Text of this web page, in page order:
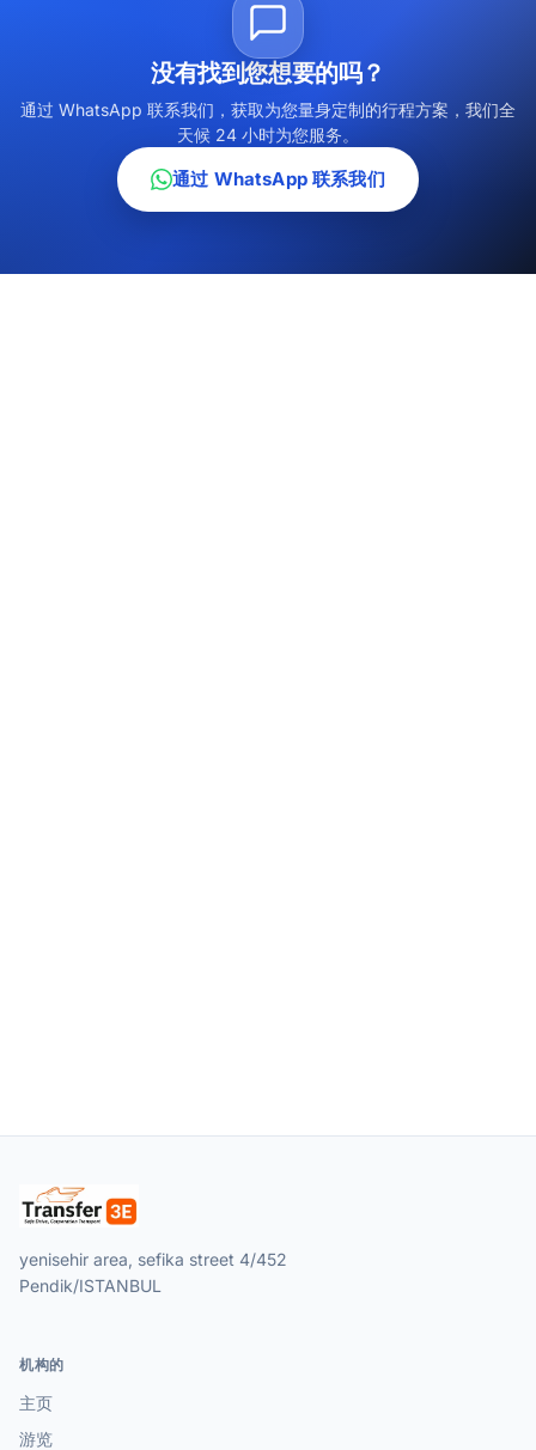
没有找到您想要的吗？
通过 WhatsApp 联系我们，获取为您量身定制的行程方案，我们全
天候 24 小时为您服务。
通过 WhatsApp 联系我们
yenisehir area, sefika street 4/452
Pendik/ISTANBUL
机构的
主页
游览